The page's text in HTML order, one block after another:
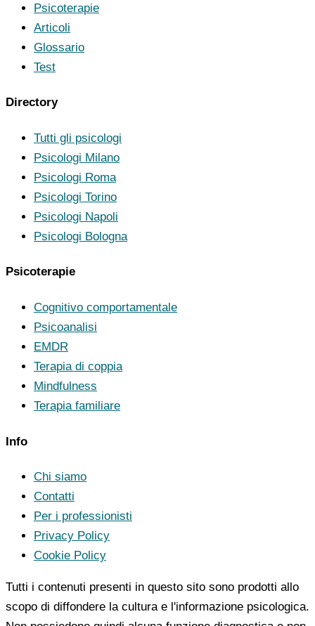
Psicoterapie
Articoli
Glossario
Test
Directory
Tutti gli psicologi
Psicologi Milano
Psicologi Roma
Psicologi Torino
Psicologi Napoli
Psicologi Bologna
Psicoterapie
Cognitivo comportamentale
Psicoanalisi
EMDR
Terapia di coppia
Mindfulness
Terapia familiare
Info
Chi siamo
Contatti
Per i professionisti
Privacy Policy
Cookie Policy
Tutti i contenuti presenti in questo sito sono prodotti allo
scopo di diffondere la cultura e l'informazione psicologica.